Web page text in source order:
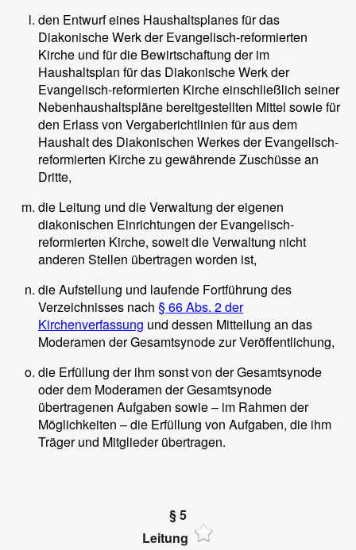
den Entwurf eines Haushaltsplanes für das
Diakonische Werk der Evangelisch-reformierten
Kirche und für die Bewirtschaftung der im
Haushaltsplan für das Diakonische Werk der
Evangelisch-reformierten Kirche einschließlich seiner
Nebenhaushaltspläne bereitgestellten Mittel sowie für
den Erlass von Vergaberichtlinien für aus dem
Haushalt des Diakonischen Werkes der Evangelisch-
reformierten Kirche zu gewährende Zuschüsse an
Dritte,
die Leitung und die Verwaltung der eigenen
diakonischen Einrichtungen der Evangelisch-
reformierten Kirche, soweit die Verwaltung nicht
anderen Stellen übertragen worden ist,
die Aufstellung und laufende Fortführung des
Verzeichnisses nach § 66 Abs. 2 der
Kirchenverfassung und dessen Mitteilung an das
Moderamen der Gesamtsynode zur Veröffentlichung,
die Erfüllung der ihm sonst von der Gesamtsynode
oder dem Moderamen der Gesamtsynode
übertragenen Aufgaben sowie – im Rahmen der
Möglichkeiten – die Erfüllung von Aufgaben, die ihm
Träger und Mitglieder übertragen.
§ 5
Leitung